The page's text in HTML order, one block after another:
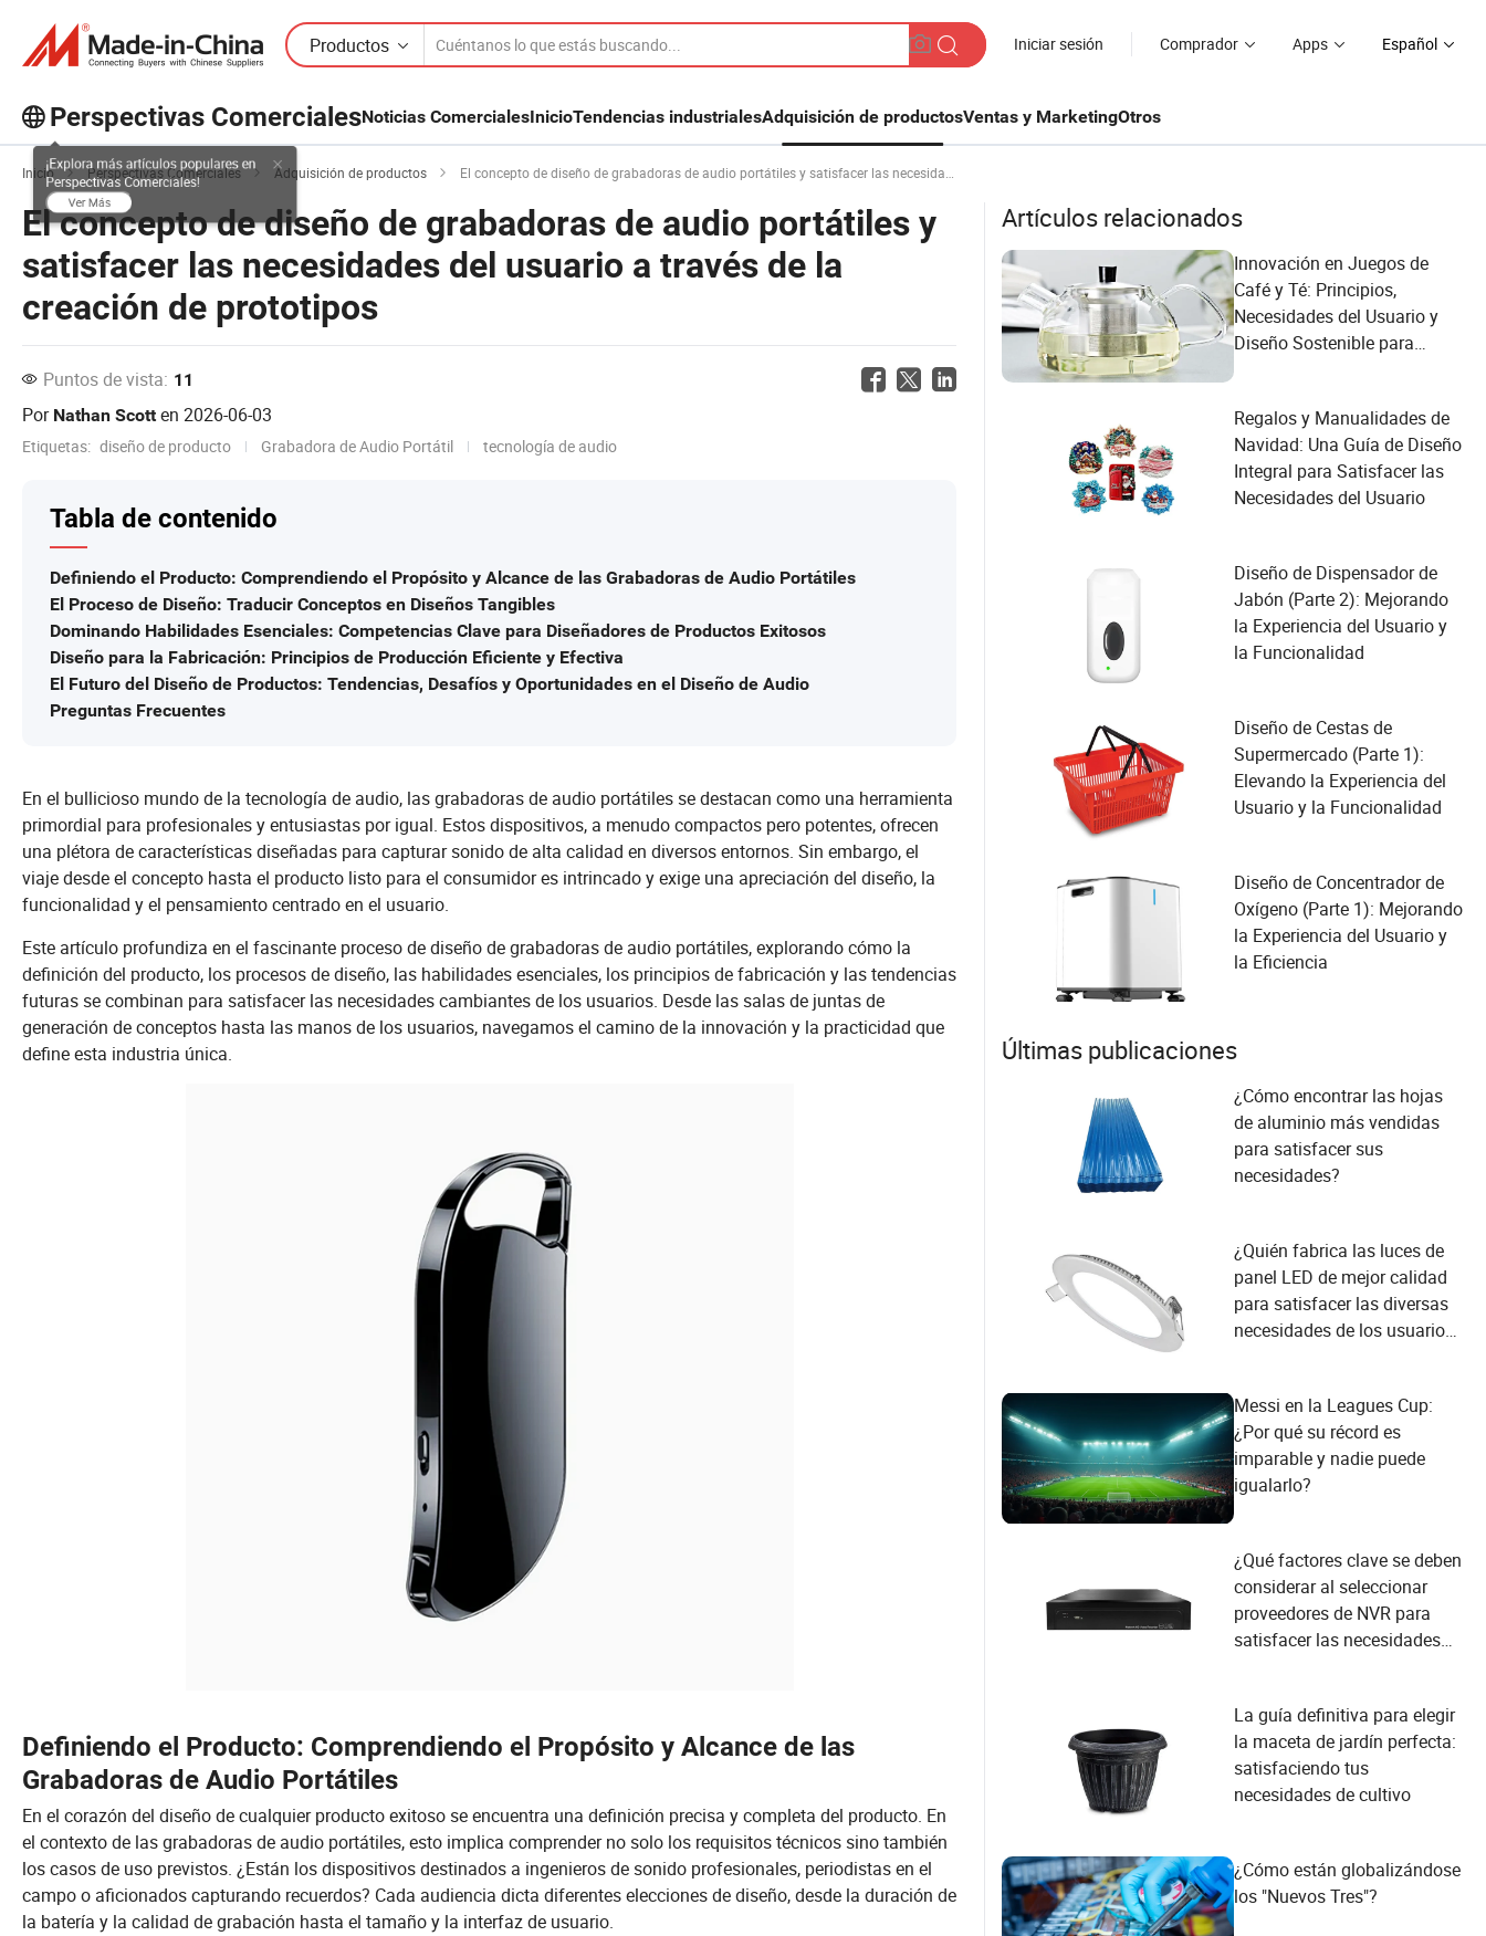
Productos Iniciar sesión Comprador Apps Español
Perspectivas ComercialesNoticias ComercialesInicioTendencias industrialesAdquisición de productosVentas y MarketingOtros
¡Explora más artículos populares en
Perspectivas Comerciales!
Ver Más
Inicio Perspectivas Comerciales Adquisición de productos El concepto de diseño de grabadoras de audio portátiles y satisfacer las necesidades del usuario a través de la creación de prototipos
El concepto de diseño de grabadoras de audio portátiles y
satisfacer las necesidades del usuario a través de la
creación de prototipos
Puntos de vista: 11
Por Nathan Scott en 2026-06-03
Etiquetas: diseño de producto Grabadora de Audio Portátil tecnología de audio
Tabla de contenido
Definiendo el Producto: Comprendiendo el Propósito y Alcance de las Grabadoras de Audio Portátiles
El Proceso de Diseño: Traducir Conceptos en Diseños Tangibles
Dominando Habilidades Esenciales: Competencias Clave para Diseñadores de Productos Exitosos
Diseño para la Fabricación: Principios de Producción Eficiente y Efectiva
El Futuro del Diseño de Productos: Tendencias, Desafíos y Oportunidades en el Diseño de Audio
Preguntas Frecuentes
En el bullicioso mundo de la tecnología de audio, las grabadoras de audio portátiles se destacan como una herramienta
primordial para profesionales y entusiastas por igual. Estos dispositivos, a menudo compactos pero potentes, ofrecen
una plétora de características diseñadas para capturar sonido de alta calidad en diversos entornos. Sin embargo, el
viaje desde el concepto hasta el producto listo para el consumidor es intrincado y exige una apreciación del diseño, la
funcionalidad y el pensamiento centrado en el usuario.
Este artículo profundiza en el fascinante proceso de diseño de grabadoras de audio portátiles, explorando cómo la
definición del producto, los procesos de diseño, las habilidades esenciales, los principios de fabricación y las tendencias
futuras se combinan para satisfacer las necesidades cambiantes de los usuarios. Desde las salas de juntas de
generación de conceptos hasta las manos de los usuarios, navegamos el camino de la innovación y la practicidad que
define esta industria única.
Definiendo el Producto: Comprendiendo el Propósito y Alcance de las
Grabadoras de Audio Portátiles
En el corazón del diseño de cualquier producto exitoso se encuentra una definición precisa y completa del producto. En
el contexto de las grabadoras de audio portátiles, esto implica comprender no solo los requisitos técnicos sino también
los casos de uso previstos. ¿Están los dispositivos destinados a ingenieros de sonido profesionales, periodistas en el
campo o aficionados capturando recuerdos? Cada audiencia dicta diferentes elecciones de diseño, desde la duración de
la batería y la calidad de grabación hasta el tamaño y la interfaz de usuario.
Artículos relacionados
Innovación en Juegos de
Café y Té: Principios,
Necesidades del Usuario y
Diseño Sostenible para
Regalos y Manualidades de
Navidad: Una Guía de Diseño
Integral para Satisfacer las
Necesidades del Usuario
Diseño de Dispensador de
Jabón (Parte 2): Mejorando
la Experiencia del Usuario y
la Funcionalidad
Diseño de Cestas de
Supermercado (Parte 1):
Elevando la Experiencia del
Usuario y la Funcionalidad
Diseño de Concentrador de
Oxígeno (Parte 1): Mejorando
la Experiencia del Usuario y
la Eficiencia
Últimas publicaciones
¿Cómo encontrar las hojas
de aluminio más vendidas
para satisfacer sus
necesidades?
¿Quién fabrica las luces de
panel LED de mejor calidad
para satisfacer las diversas
necesidades de los usuarios
Messi en la Leagues Cup:
¿Por qué su récord es
imparable y nadie puede
igualarlo?
¿Qué factores clave se deben
considerar al seleccionar
proveedores de NVR para
satisfacer las necesidades
La guía definitiva para elegir
la maceta de jardín perfecta:
satisfaciendo tus
necesidades de cultivo
¿Cómo están globalizándose
los "Nuevos Tres"?